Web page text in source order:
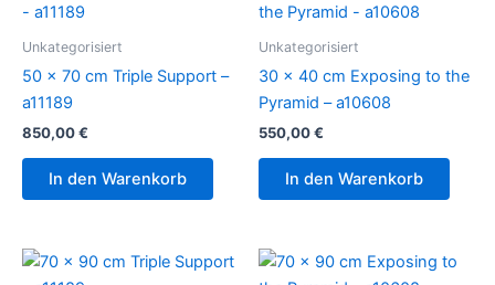
Unkategorisiert
50 x 70 cm Triple Support –
a11189
850,00€
In den Warenkorb
Unkategorisiert
30 x 40 cm Exposing to the
Pyramid – a10608
550,00€
In den Warenkorb